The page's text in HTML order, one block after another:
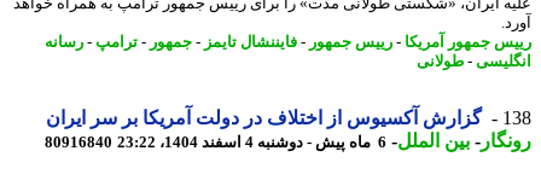
ایران، «شکستی طولانی مدت» را برای رییس جمهور ترامپ به همراه خواهد
جمهور آمریکا- رییس جمهور-فایننشال تایمز-جمهور-ترامپ -رسانه
-طولانی
گزارش آکسیوس از اختلاف در دولت آمریکا بر سر ایران
-بین الملل-6 ماه پیش - دوشنبه 4 اسفند 1404، 23:22 80916840